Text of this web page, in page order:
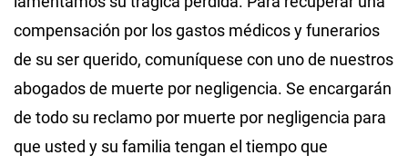
compensación por los gastos médicos y funerarios
de su ser querido, comuníquese con uno de nuestros
abogados de muerte por negligencia. Se encargarán
de todo su reclamo por muerte por negligencia para
que usted y su familia tengan el tiempo que